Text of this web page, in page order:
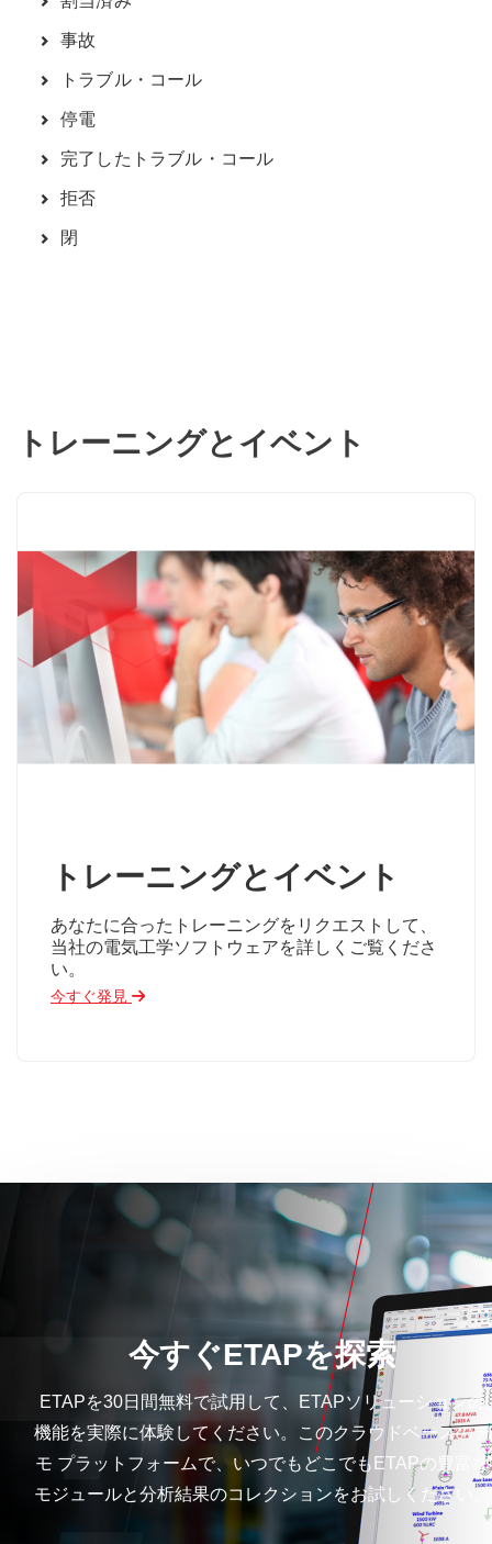
事故
トラブル・コール
停電
完了したトラブル・コール
拒否
閉
トレーニングとイベント
トレーニングとイベント
あなたに合ったトレーニングをリクエストして、
当社の電気工学ソフトウェアを詳しくご覧くださ
い。
今すぐ発見
今すぐETAPを探索
ETAPを30日間無料で試用して、ETAPソリューションの
機能を実際に体験してください。このクラウドベースのデ
モ プラットフォームで、いつでもどこでもETAPの豊富な
モジュールと分析結果のコレクションをお試しください。